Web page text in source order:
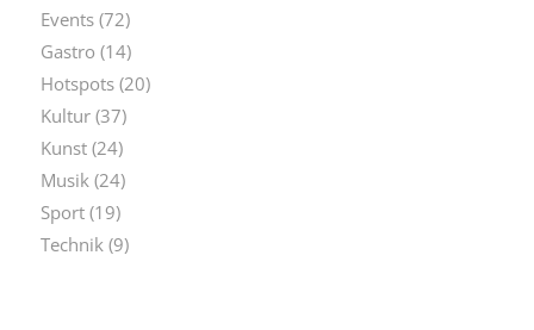
Events(72)
Gastro (14)
Hotspots(20)
Kultur(37)
Kunst(24)
Musik (24)
Sport(19)
Technik (9)